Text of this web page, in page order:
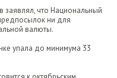
заявлял, что Национальный
ни для
валюты.
упала до минимума 33